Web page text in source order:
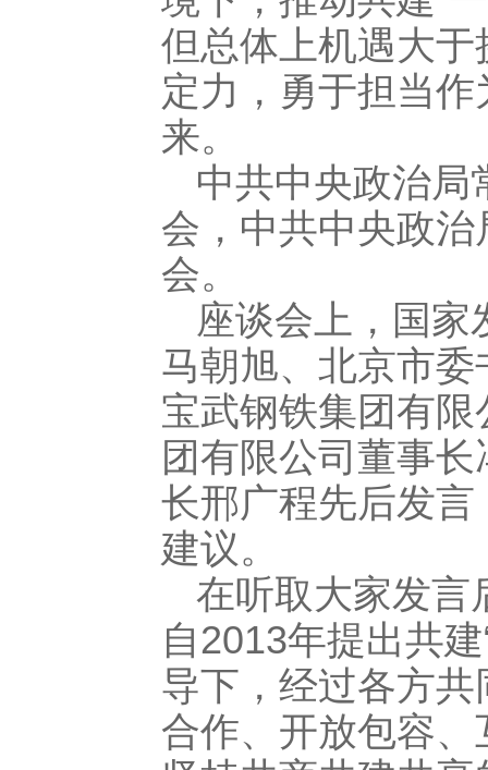
但总体上机遇大
定力，勇于担当作
来。
中共中央政治局
会，中共中央政
会。
座谈会上，国家
马朝旭、北京市
宝武钢铁集团有
团有限公司董事
长邢广程先后发
建议。
在听取大家发言
自2013年提出共
导下，经过各方共
合作、开放包容